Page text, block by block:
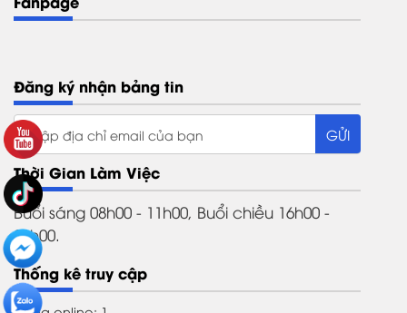
Đăng ký nhận bảng tin
Thời Gian Làm Việc
Buổi sáng 08h00 - 11h00, Buổi chiều 16h00 -
21h00.
Thống kê truy cập